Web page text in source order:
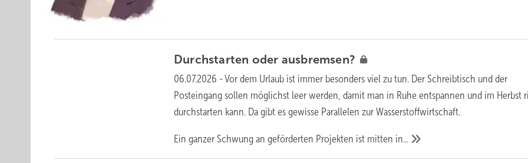
Durchstarten oder ausbremsen?
06.07.2026 - Vor dem Urlaub ist immer besonders viel zu tun. Der Schreibtisch und der
Posteingang sollen möglichst leer werden, damit man in Ruhe entspannen und im Herbst
durchstarten kann. Da gibt es gewisse Parallelen zur Wasserstoffwirtschaft.
Ein ganzer Schwung an geförderten Projekten ist mitten in...